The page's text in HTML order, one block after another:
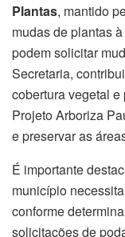
Plantas, mantido
mudas de plantas
podem solicitar
Secretaria,
cobertura vegetal
Projeto Arboriza
e preservar as
É importante
município
conforme
solicitações de